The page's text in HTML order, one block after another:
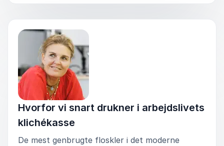
Hvorfor vi snart drukner i arbejdslivets
klichékasse
De mest genbrugte floskler i det moderne